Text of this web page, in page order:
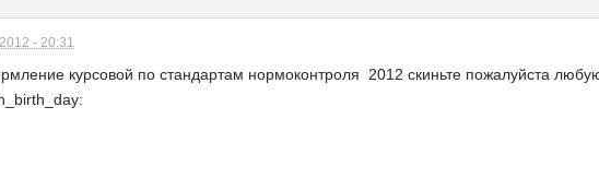
- 20:31
курсовой по стандартам нормоконтроля 2012 скиньте пожалуйста